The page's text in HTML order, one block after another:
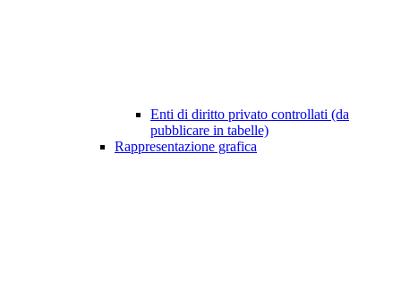
Enti di diritto privato controllati (da
pubblicare in tabelle)
Rappresentazione grafica